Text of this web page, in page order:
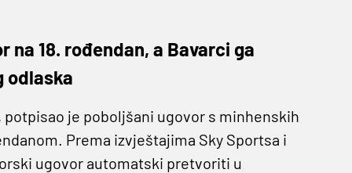
18. rođendan, a Bavarci ga
odlaska
potpisao je poboljšani ugovor s minhenskih
Prema izvještajima Sky Sportsa i
ugovor automatski pretvoriti u